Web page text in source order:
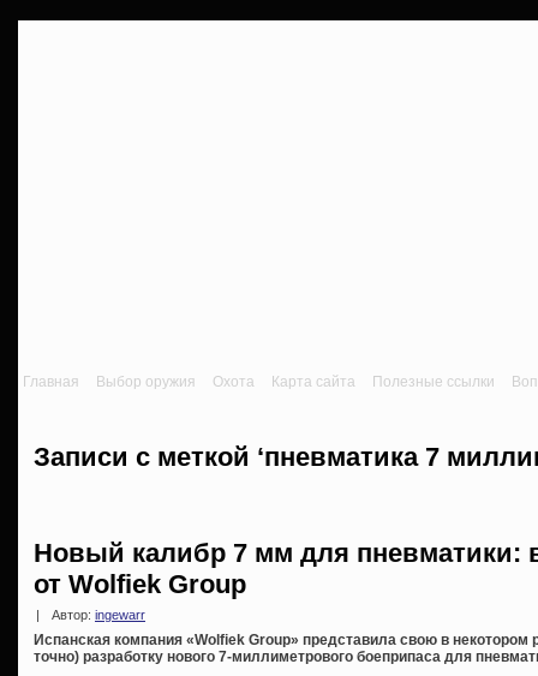
Главная Выбор оружия Охота Карта сайта Полезные ссылки
Записи с меткой ‘пневматика 7
Новый калибр 7 мм для пневматики:
от Wolfiek Group
Автор: ingewarr
Испанская компания «Wolfiek Group» представила свою в
точно) разработку нового 7-миллиметрового боеприпаса для